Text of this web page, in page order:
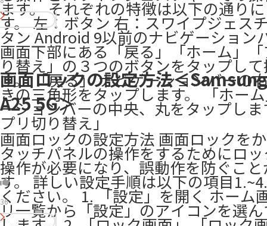
ます。 それぞれの特徴は以下の通り
す。 左：ボタン 右：スワイプジェス
タン Android 9以前のナビゲーション
画面下部にある「戻る」「ホーム」
り替え」の３つのボタンをタップし
す。 「戻る」 ナビゲーションバーの
きの三角形をタップします。 「ホー
ーションバーの中央、丸をタップしま
プリ切り替え」
画面ロックの設定方法＜
A25 5G＞
画面ロックの設定方法 画面ロックを
タッチパネルの操作をするためにロ
操作が必要になり、誤動作を防ぐこ
す。 詳しい設定手順は以下の項目
ください。 1. 「設定」を開く ホーム
リ一覧から「設定」のアイコンを選
36